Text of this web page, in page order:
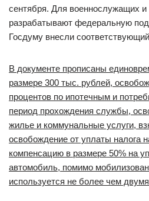
сентября. Для военнослужащих и
разрабатывают федеральную
Госдуму внесли соответствующий
В документе прописаны
размере 300 тыс. рублей,
процентов по ипотечным и
период прохождения службы,
жилье и коммунальные услуги,
освобождение от уплаты налога
компенсацию в размере 50% на
автомобиль, помимо
используется не более чем